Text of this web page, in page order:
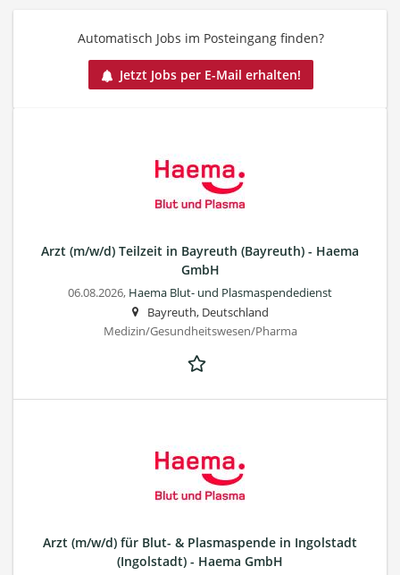
Automatisch Jobs im Posteingang finden?
Jetzt Jobs per E-Mail erhalten!
Arzt (m/w/d) Teilzeit in Bayreuth (Bayreuth) - Haema
GmbH
06.08.2026, Haema Blut- und Plasmaspendedienst
Bayreuth, Deutschland
Medizin/Gesundheitswesen/Pharma
Arzt (m/w/d) für Blut- & Plasmaspende in Ingolstadt
(Ingolstadt) - Haema GmbH